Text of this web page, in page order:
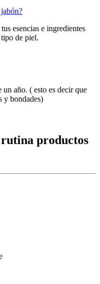
esencias e ingredientes
de piel.
año. ( esto es decir que
y bondades)
productos